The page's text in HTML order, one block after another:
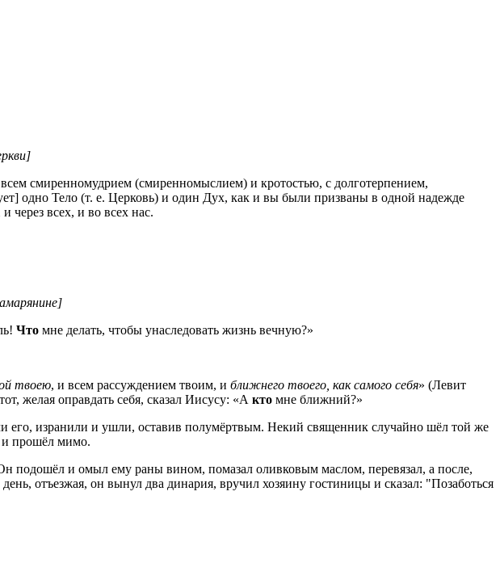
смиренномудрием (смиренномыслием) и кротостью, с долготерпением,
одно Тело (т. е. Церковь) и один Дух, как и вы были призваны в одной надежде
через всех, и во всех нас.
Что мне делать, чтобы унаследовать жизнь вечную?»
твоею, и всем рассуждением твоим, и ближнего твоего, как самого себя» (Левит
желая оправдать себя, сказал Иисусу: «А кто мне ближний?»
его, изранили и ушли, оставив полумёртвым. Некий священник случайно шёл той же
и прошёл мимо.
подошёл и омыл ему раны вином, помазал оливковым маслом, перевязал, а после,
отъезжая, он вынул два динария, вручил хозяину гостиницы и сказал: "Позаботься